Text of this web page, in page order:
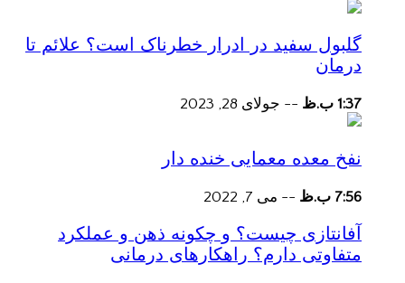
گلبول سفید در ادرار خطرناک است؟ علائم تا
درمان
1:37 ب.ظ -- جولای 28, 2023
نفخ معده معمایی خنده دار
7:56 ب.ظ -- می 7, 2022
آفانتازی چیست؟ و چکونه ذهن و عملکرد
متفاوتی دارم؟ راهکارهای درمانی